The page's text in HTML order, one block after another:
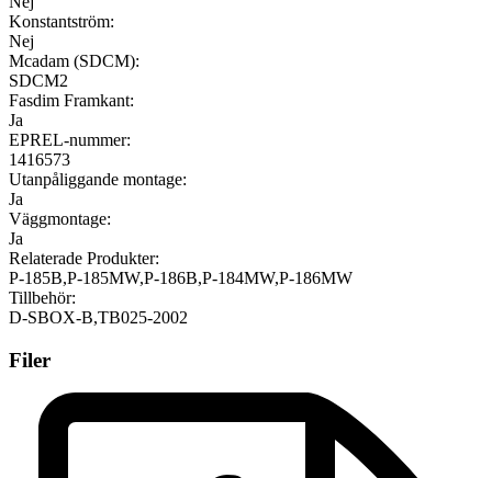
Konstantström:
Nej
Mcadam (SDCM):
SDCM2
Fasdim Framkant:
Ja
EPREL-nummer:
1416573
Utanpåliggande montage:
Ja
Väggmontage:
Ja
Relaterade Produkter:
P-185B,P-185MW,P-186B,P-184MW,P-186MW
Tillbehör:
D-SBOX-B,TB025-2002
Filer